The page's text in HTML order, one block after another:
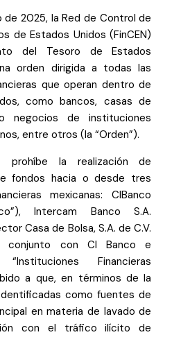
de 2025, la Red de Control de
de Estados Unidos (FinCEN)
del Tesoro de Estados
orden dirigida a todas las
que operan dentro de
como bancos, casas de
negocios de instituciones
entre otros (la “Orden”).
prohíbe la realización de
fondos hacia o desde tres
mexicanas: CIBanco
Intercam Banco S.A.
Casa de Bolsa, S.A. de C.V.
conjunto con CI Banco e
Financieras
a que, en términos de la
como fuentes de
en materia de lavado de
con el tráfico ilícito de